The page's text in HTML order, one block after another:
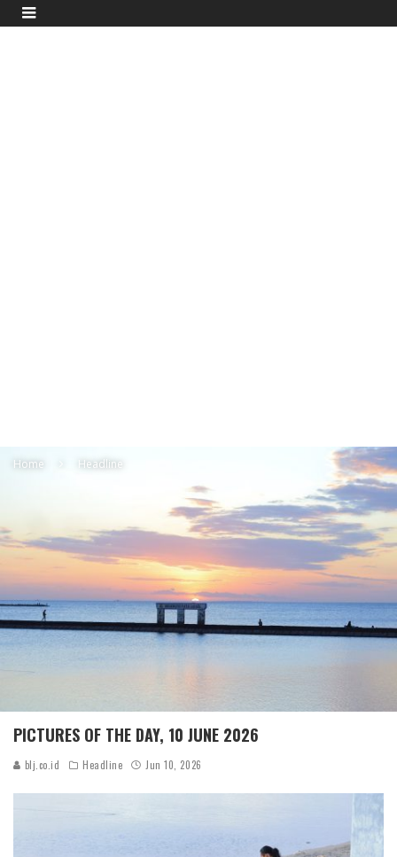
Home Headline
PICTURES OF THE DAY, 10 JUNE 2026
blj.co.id Headline Jun 10, 2026